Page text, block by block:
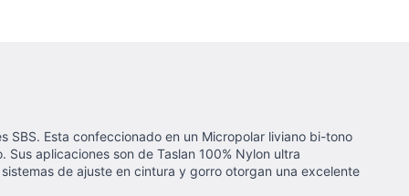
SBS. Esta confeccionado en un Micropolar liviano bi-tono
aplicaciones son de Taslan 100% Nylon ultra
de ajuste en cintura y gorro otorgan una excelente